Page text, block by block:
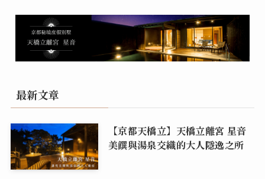
最新文章
【京都天橋立】天橋立離宮 星音
美饌與湯泉交織的大人隱逸之所